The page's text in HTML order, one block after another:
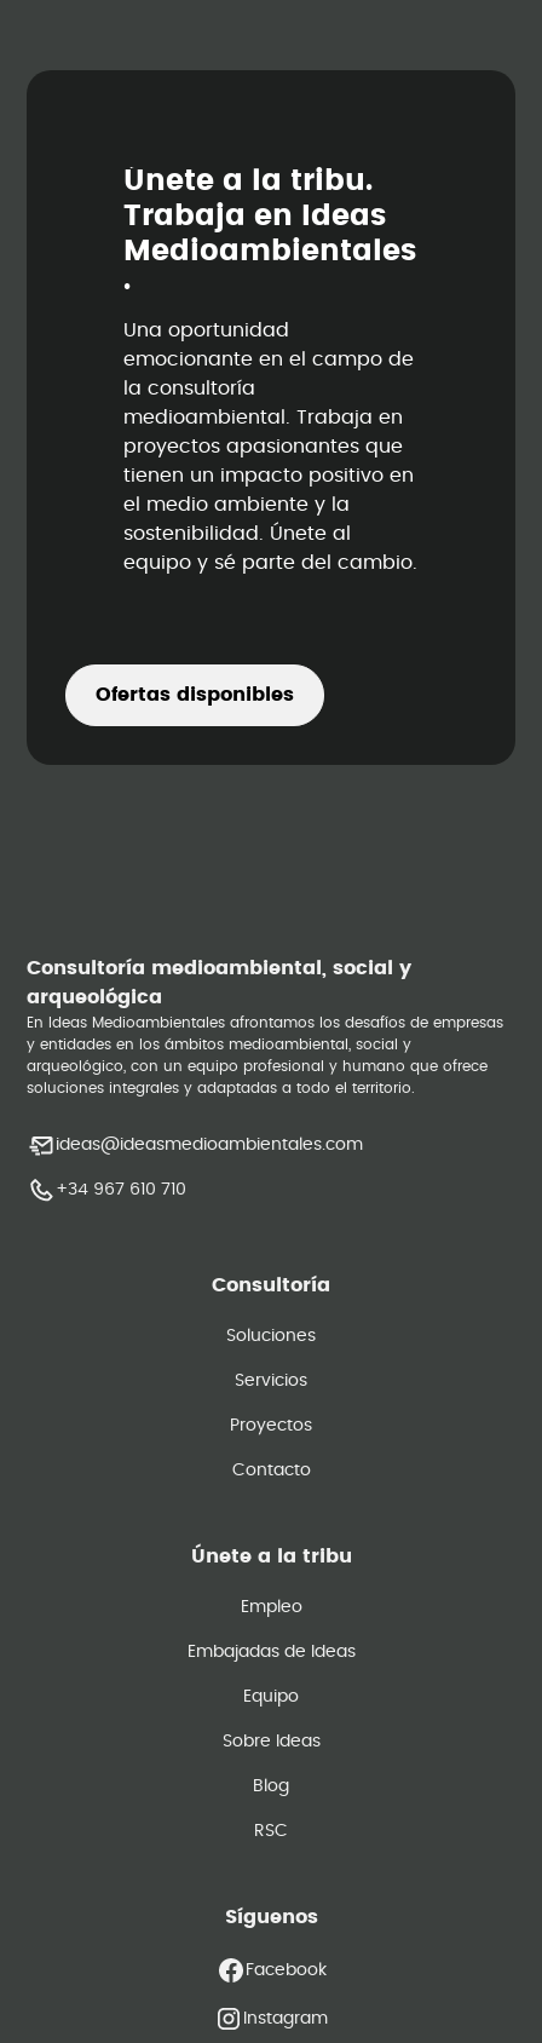
Únete a la tribu.
Trabaja en Ideas
Medioambienta les
.
Una oportunidad
emocionante en el campo de
la consultoría
medioambiental. Trabaja en
proyectos apasionantes que
tienen un impacto positivo en
el medio ambiente y la
sostenibilidad. Únete al
equipo y sé parte del cambio.
Ofertas disponibles
Consultoría medioambiental, social y
arqueológica
En Ideas Medioambientales afrontamos los desafíos de empresas
y entidades en los ámbitos medioambiental, social y
arqueológico, con un equipo profesional y humano que ofrece
soluciones integrales y adaptadas a todo el territorio.
ideas@ideasmedioambientales.com
+34 967 610 710
Consultoría
Soluciones
Servicios
Proyectos
Contacto
Únete a la tribu
Empleo
Embajadas de Ideas
Equipo
Sobre Ideas
Blog
RSC
Síguenos
Facebook
Instagram